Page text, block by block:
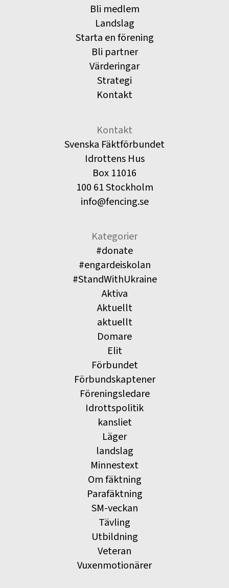
Bli medlem
Landslag
Starta en förening
Bli partner
Värderingar
Strategi
Kontakt
Kontakt
Svenska Fäktförbundet
Idrottens Hus
Box 11016
100 61 Stockholm
info@fencing.se
Kategorier
#donate
#engardeiskolan
#StandWithUkraine
Aktiva
Aktuellt
aktuellt
Domare
Elit
Förbundet
Förbundskaptener
Föreningsledare
Idrottspolitik
kansliet
Läger
landslag
Minnestext
Om fäktning
Parafäktning
SM-veckan
Tävling
Utbildning
Veteran
Vuxenmotionärer